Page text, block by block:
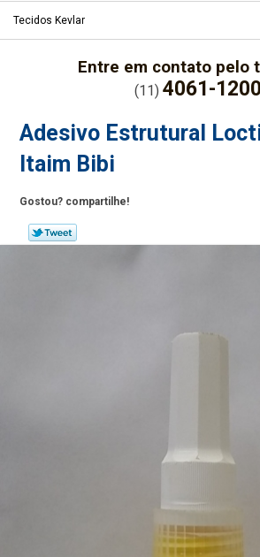
Tecidos Kevlar
Entre em contato pelo
(11) 4061-1200
Adesivo Estrutural
Itaim Bibi
Gostou? compartilhe!